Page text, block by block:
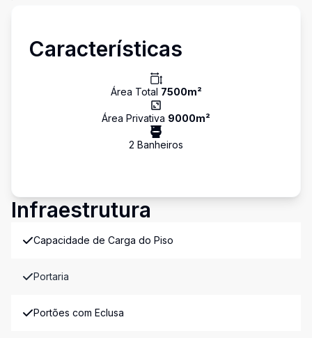
Características
Área Total 7500m²
Área Privativa 9000m²
2 Banheiros
Infraestrutura
Capacidade de Carga do Piso
Portaria
Portões com Eclusa